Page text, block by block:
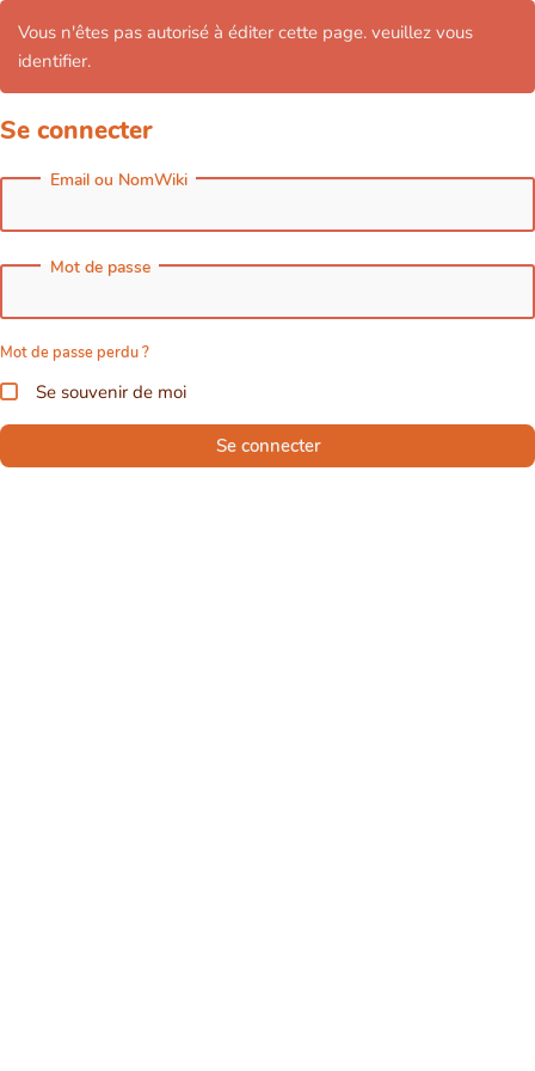
Vous n'êtes pas autorisé à éditer cette page. veuillez vous
identifier.
Se connecter
Email ou NomWiki
Mot de passe
Mot de passe perdu ?
Se souvenir de moi
Se connecter